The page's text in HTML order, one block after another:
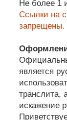
Не более 1
Ссылки на
запрещены.
является
транслита,
искажение